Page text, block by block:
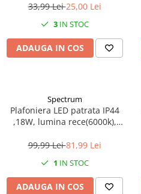
33,99 Lei25,00 Lei
3IN STOC
ADAUGA IN COS
Spectrum
Plafoniera LED patrata IP44
,18W, lumina rece(6000k),
99,99 Lei81,99 Lei
1 IN STOC
ADAUGA IN COS